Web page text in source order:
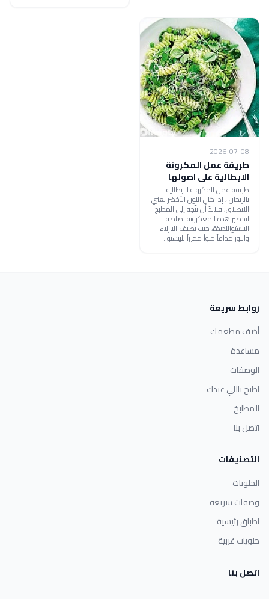
2026-07-08
طريقة عمل المكرونة
الايطالية على اصولها
طريقة عمل المكرونة الايطالية
بالريحان ، إذا كان اللون الأخضر يعني
الانطلاق، فلابدّ أن نتّجه إلى المطبخ
لتحضير هذه المعكرونة بصلصة
البيستواللذيذة، حيث تضيف البازلاء
واللوز مذاقاّ حلواً مميزاً للبيستو .
روابط سريعة
أضف مطعمك
مساعدة
الوصفات
اطبخ باللي عندك
المطابخ
اتصل بنا
التصنيفات
الحلويات
وصفات سريعة
اطباق رئيسية
حلويات غربية
اتصل بنا